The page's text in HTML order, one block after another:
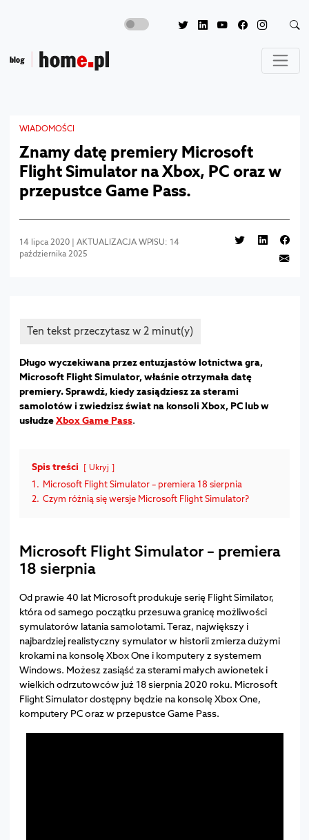
WIADOMOŚCI
Znamy datę premiery Microsoft
Flight Simulator na Xbox, PC oraz w
przepustce Game Pass.
14 lipca 2020 | AKTUALIZACJA WPISU: 14
października 2025
Długo wyczekiwana przez entuzjastów lotnictwa gra,
Microsoft Flight Simulator, właśnie otrzymała datę
premiery. Sprawdź, kiedy zasiądziesz za sterami
samolotów i zwiedzisz świat na konsoli Xbox, PC lub w
usłudzeXbox Game Pass.
Spis treści Ukryj
1. Microsoft Flight Simulator – premiera 18 sierpnia
2. Czym różnią się wersje Microsoft Flight Simulator?
Microsoft Flight Simulator – premiera
18 sierpnia
Od prawie 40 lat Microsoft produkuje serię Flight Similator,
która od samego początku przesuwa granicę możliwości
symulatorów latania samolotami. Teraz, największy i
najbardziej realistyczny symulator w historii zmierza dużymi
krokami na konsolę Xbox One i komputery z systemem
Windows. Możesz zasiąść za sterami małych awionetek i
wielkich odrzutowców już 18 sierpnia 2020 roku. Microsoft
Flight Simulator dostępny będzie na konsolę Xbox One,
komputery PC oraz w przepustce Game Pass.